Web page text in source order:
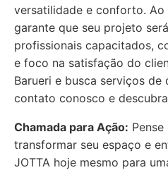
versatilidade e conforto. Ao
garante que seu projeto
profissionais capacitados,
e foco na satisfação do
Barueri e busca serviços de
contato conosco e
Chamada para Ação:
transformar seu espaço e
JOTTA hoje mesmo para